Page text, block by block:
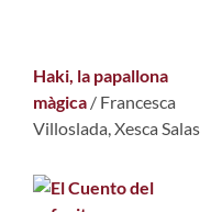
Haki, la papallona
màgica / Francesca
Villoslada, Xesca Salas